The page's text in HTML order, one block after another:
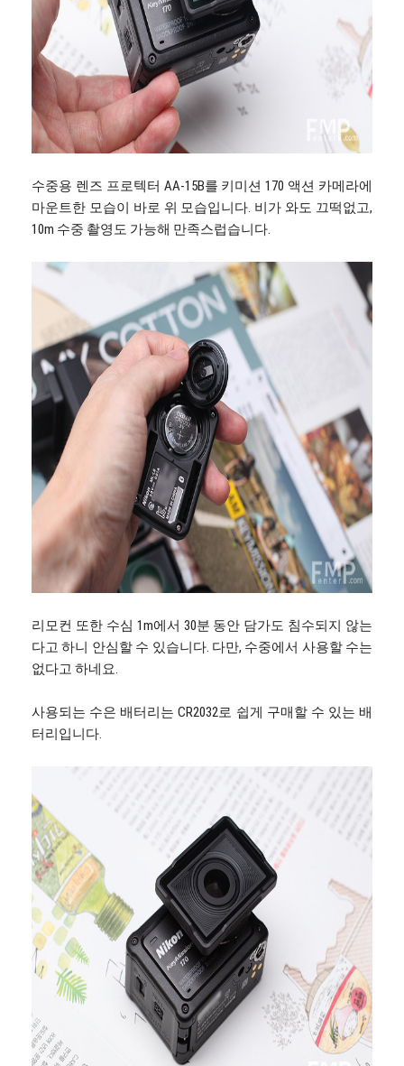
수중용 렌즈 프로텍터 AA-15B를 키미션 170 액션 카메라에
마운트한 모습이 바로 위 모습입니다. 비가 와도 끄떡없고,
10m 수중 촬영도 가능해 만족스럽습니다.
리모컨 또한 수심 1m에서 30분 동안 담가도 침수되지 않는
다고 하니 안심할 수 있습니다. 다만, 수중에서 사용할 수는
없다고 하네요.
사용되는 수은 배터리는 CR2032로 쉽게 구매할 수 있는 배
터리입니다.